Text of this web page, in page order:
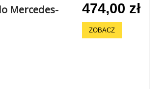
Mercedes-
474,00 zł
ZOBACZ